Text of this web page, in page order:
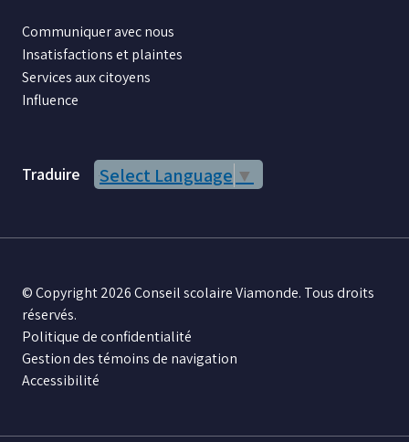
Communiquer avec nous
Insatisfactions et plaintes
Services aux citoyens
Influence
Traduire Select Language ▼
© Copyright 2026 Conseil scolaire Viamonde. Tous droits
réservés.
Politique de confidentialité
Gestion des témoins de navigation
Accessibilité